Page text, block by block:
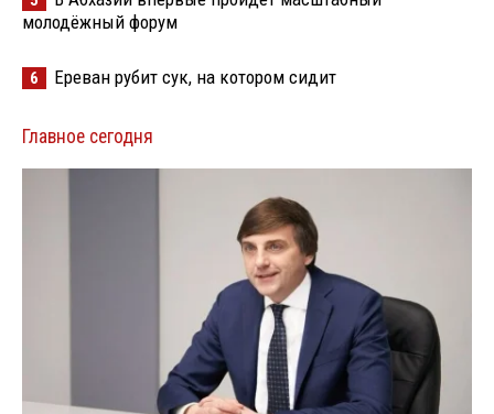
молодёжный форум
6 Ереван рубит сук, на котором сидит
Главное сегодня